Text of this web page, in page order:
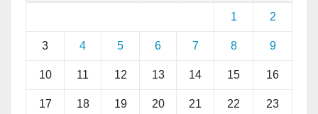
1 2
3 4 5 6 7 8 9
10 11 12 13 14 15 16
17 18 19 20 21 22 23